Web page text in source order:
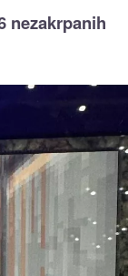
nezakrpanih